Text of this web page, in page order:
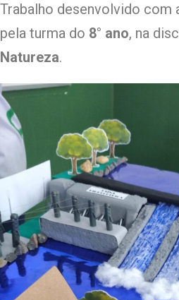
Trabalho desenvolvido com
pela turma do 8° ano, na
Natureza.